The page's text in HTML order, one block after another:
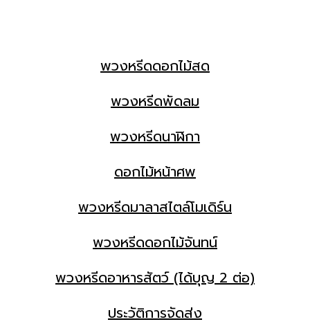
พวงหรีดดอกไม้สด
พวงหรีดพัดลม
พวงหรีดนาฬิกา
ดอกไม้หน้าศพ
พวงหรีดมาลาสไตล์โมเดิร์น
พวงหรีดดอกไม้จันทน์
พวงหรีดอาหารสัตว์ (ได้บุญ 2 ต่อ)
ประวัติการจัดส่ง